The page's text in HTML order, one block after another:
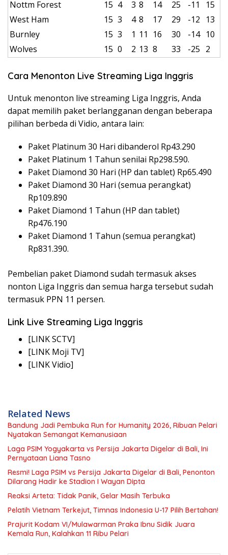
Nottm Forest 15 4 3 8 14 25 -11
15
West Ham
15 3 4 8 17 29 -12
13
Burnley
15 3 1 11 16 30 -14 10
Wolves
15 0 2 13 8 33 -25 2
Cara Menonton Live Streaming Liga Inggris
Untuk menonton live streaming Liga Inggris, Anda
dapat memilih paket berlangganan dengan beberapa
pilihan berbeda di Vidio, antara lain:
Paket Platinum 30 Hari dibanderol Rp43.290
Paket Platinum 1 Tahun senilai Rp298.590.
Paket Diamond 30 Hari (HP dan tablet) Rp65.490
Paket Diamond 30 Hari (semua perangkat)
Rp109.890
Paket Diamond 1 Tahun (HP dan tablet)
Rp476.190
Paket Diamond 1 Tahun (semua perangkat)
Rp831.390.
Pembelian paket Diamond sudah termasuk akses
nonton Liga Inggris dan semua harga tersebut sudah
termasuk PPN 11 persen.
Link Live Streaming Liga Inggris
[LINK SCTV]
[LINK Moji TV]
[LINK Vidio]
Related News
Bandung Jadi Pembuka Run for Humanity 2026, Ribuan Pelari
Nyatakan Semangat Kemanusiaan
Laga PSIM Yogyakarta vs Persija Jakarta Digelar di Bali, Ini
Pernyataan Liana Tasno
Resmi! Laga PSIM vs Persija Jakarta Digelar di Bali, Penonton
Dilarang Hadir ke Stadion I Wayan Dipta
Reaksi Arteta: Tidak Panik, Gelar Masih Terbuka
Pelatih Vietnam Terkejut, Timnas Indonesia U-17 Pilih Bertahan!
Prajurit Kodam VI/Mulawarman Praka Ibnu Sidik Juara
Kemala Run, Kalahkan 11 Ribu Pelari